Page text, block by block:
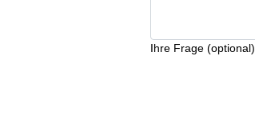
Ihre Frage (optional)